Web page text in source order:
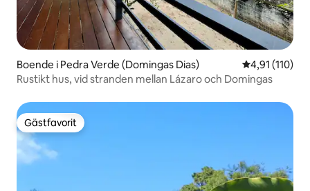
Boende i Pedra Verde (Domingas Dias) 4,91 av 5 i
4,91 (110)
Rustikt hus, vid stranden mellan Lázaro och Domingas
Gästfavorit
Gästfavorit